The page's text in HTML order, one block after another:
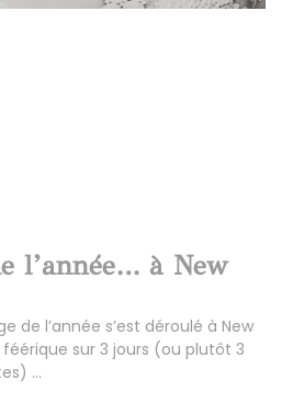
l’année… à New
de l’année s’est déroulé à New
sur 3 jours (ou plutôt 3
…